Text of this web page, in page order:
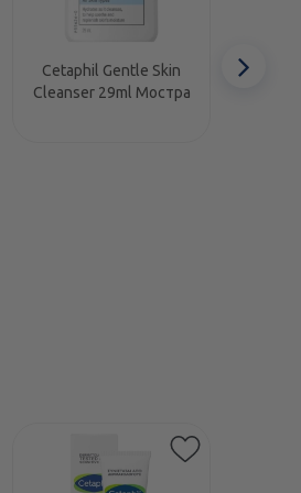
Cetaphil Gentle Skin
Cleanser 29ml Мостра